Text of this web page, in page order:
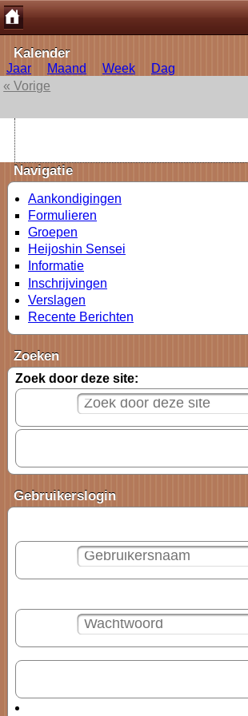
Kalender
Jaar Maand Week
Dag
« Vorige
Navigatie
Aankondigingen
Formulieren
Groepen
Heijoshin Sensei
Informatie
Inschrijvingen
Verslagen
Recente Berichten
Zoeken
Zoek door deze site:
Gebruikerslogin